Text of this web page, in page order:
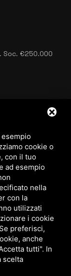
Soc. €250.000
v3,Privacy Policy
cookie o
con il tuo
ad esempio
nella
con la
utilizzati
i cookie
preferisci,
anche
tutti". In
scelta